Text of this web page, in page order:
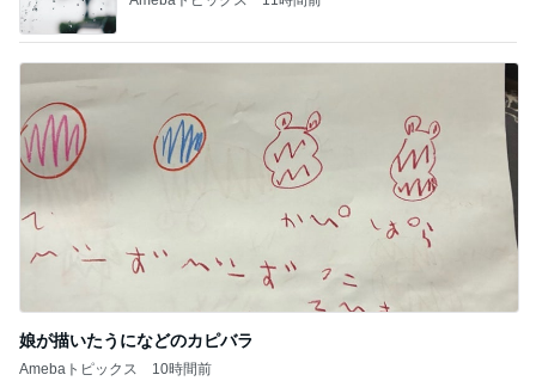
娘が描いたうになどのカピバラ
Amebaトピックス 10時間前